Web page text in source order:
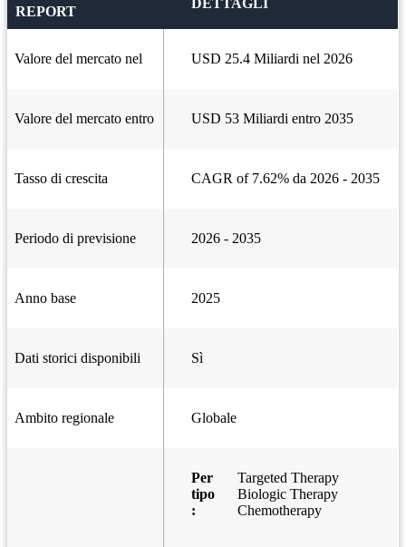
REPORT
DETTAGLI
Valore del mercato nel USD 25.4 Miliardi nel 2026
Valore del mercato entro USD 53 Miliardi entro 2035
Tasso di crescita CAGR of 7.62% da 2026 - 2035
Periodo di previsione 2026 - 2035
Anno base 2025
Dati storici disponibili Sì
Ambito regionale Globale
Per
tipo
:
Targeted Therapy
Biologic Therapy
Chemotherapy